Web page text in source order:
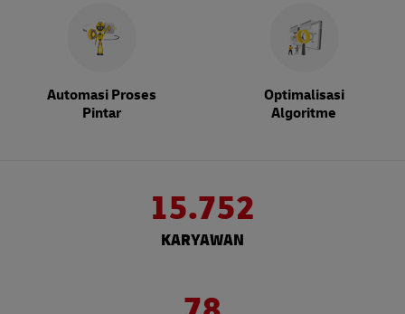
Automasi Proses
Pintar
Optimalisasi
Algoritme
15.752
KARYAWAN